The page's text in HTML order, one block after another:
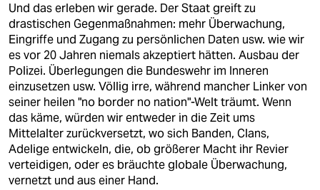
Und das erleben wir gerade. Der Staat greift zu
drastischen Gegenmaßnahmen: mehr Überwachung,
Eingriffe und Zugang zu persönlichen Daten usw. wie wir
es vor 20 Jahren niemals akzeptiert hätten. Ausbau der
Polizei. Überlegungen die Bundeswehr im Inneren
einzusetzen usw. Völlig irre, während mancher Linker von
seiner heilen "no border no nation"-Welt träumt. Wenn
das käme, würden wir entweder in die Zeit ums
Mittelalter zurückversetzt, wo sich Banden, Clans,
Adelige entwickeln, die, ob größerer Macht ihr Revier
verteidigen, oder es bräuchte globale Überwachung,
vernetzt und aus einer Hand.